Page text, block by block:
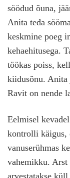
söödud õuna,
Anita teda
keskmine poeg
kehaehitusega.
töökas poiss,
kiidusõnu. Anita
Ravit on nende
Eelmisel
kontrolli käigus,
vanuserühmas
vahemikku. Arst
arvestatakse